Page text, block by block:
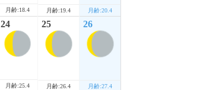
月齢:18.4 月齢:19.4 月齢:20.4
24
月齢:25.4
25
月齢:26.4
26
月齢:27.4